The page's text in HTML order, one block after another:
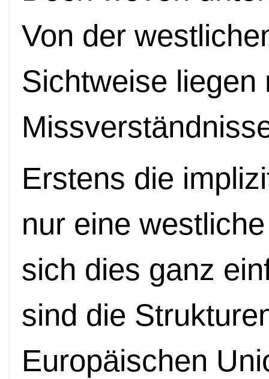
Von der
Sichtweise
Erstens die
nur eine
sich dies ganz
sind die
Europäischen